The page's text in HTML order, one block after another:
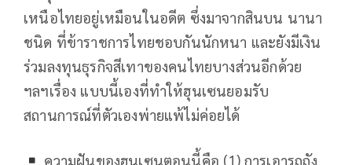
เหนือไทยอยู่เหมือนในอดีต ซึ่งมาจากสินบน นานา
ชนิด ที่ข้าราชการไทยชอบกันนักหนา และยังมีเงิน
ร่วมลงทุนธุรกิจสีเทาของคนไทยบางส่วนอีกด้วย
ฯลฯเรื่อง แบบนี้เองที่ทำให้ฮุนเซนยอมรับ
สถานการณ์ที่ตัวเองพ่ายแพ้ไม่ค่อยได้
ความฝันของฮุนเซนตอนนี้คือ (1) การเอารถถัง